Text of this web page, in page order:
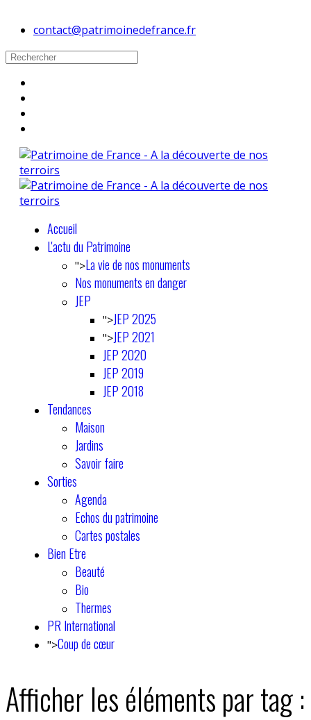
contact@patrimoinedefrance.fr
Accueil
L'actu du Patrimoine
">La vie de nos monuments
Nos monuments en danger
JEP
">JEP 2025
">JEP 2021
JEP 2020
JEP 2019
JEP 2018
Tendances
Maison
Jardins
Savoir faire
Sorties
Agenda
Echos du patrimoine
Cartes postales
Bien Etre
Beauté
Bio
Thermes
PR International
">Coup de cœur
Afficher les éléments par tag :